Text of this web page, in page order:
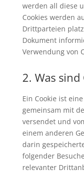
werden all diese
Cookies werden
Drittparteien
Dokument
Verwendung von
2. Was sind
Ein Cookie ist
gemeinsam mit
versendet und
einem anderen
darin
folgender
relevanter